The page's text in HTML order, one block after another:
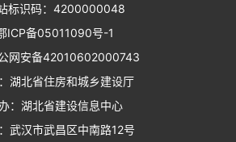
中心
术学院
标识码：4200000048
ICP备05011090号-1
网安备42010602000743
湖北省住房和城乡建设厅
：湖北省建设信息中心
武汉市武昌区中南路12号